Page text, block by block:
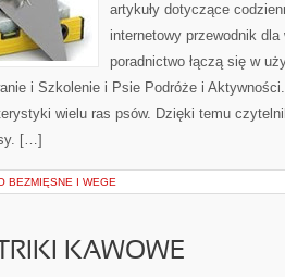
artykuły dotyczące
internetowy przewodnik
poradnictwo łączą się w
i Szkolenie i Psie Podróże i
wielu ras psów. Dzięki temu
[…]
BEZMIĘSNE I WEGE
KAWOWE